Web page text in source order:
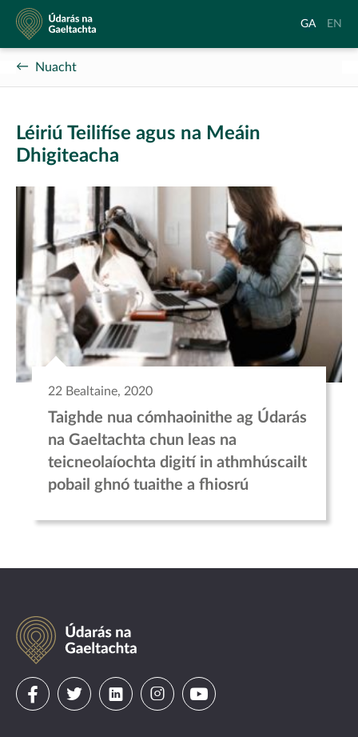
Údarás
na
Gaeltachta
Aistrigh
Gaeilge
GA
to
EN
Nuacht
Léiriú Teilifíse agus na Meáin
Dhigiteacha
22 Bealtaine, 2020
Taighde nua cómhaoinithe ag Údarás
na Gaeltachta chun leas na
teicneolaíochta digití in athmhúscailt
pobail ghnó tuaithe a fhiosrú
Údarás
na
Gaeltachta
VisitVisitVisitVisitVisit